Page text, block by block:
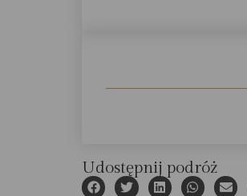
Udostępnij podróż